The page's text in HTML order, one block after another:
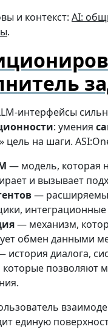
и контекст: AI:
.
интерфейсы
: умения
цель на шаги.
— модель, которая
и вызывает
—
— механизм,
обмен данными
история диалога,
которые позволяют
единую